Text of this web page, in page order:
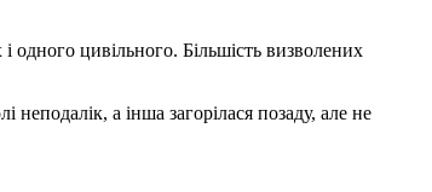
одного цивільного. Більшість визволених
а інша загорілася позаду, але не